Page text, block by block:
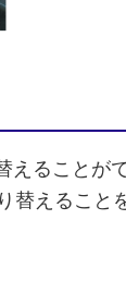
ることがで
替えること